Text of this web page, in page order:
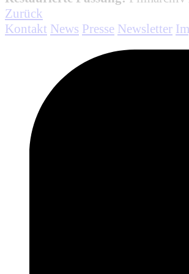
Zurück
Kontakt News Presse Newsletter